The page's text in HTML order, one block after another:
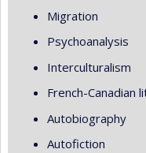
Migration
Psychoanalysis
Interculturalism
French-Canadian
Autobiography
Autofiction